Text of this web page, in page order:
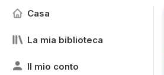
Casa
La mia biblioteca
Il mio conto